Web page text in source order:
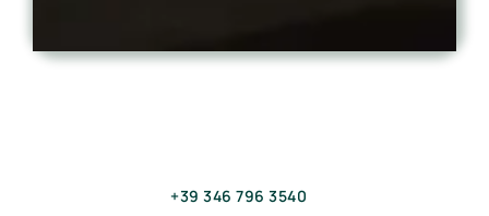
+39 346 796 3540